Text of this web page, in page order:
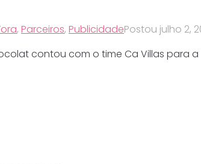
, Parceiros, PublicidadePostou julho 2,
contou com o time Ca Villas para